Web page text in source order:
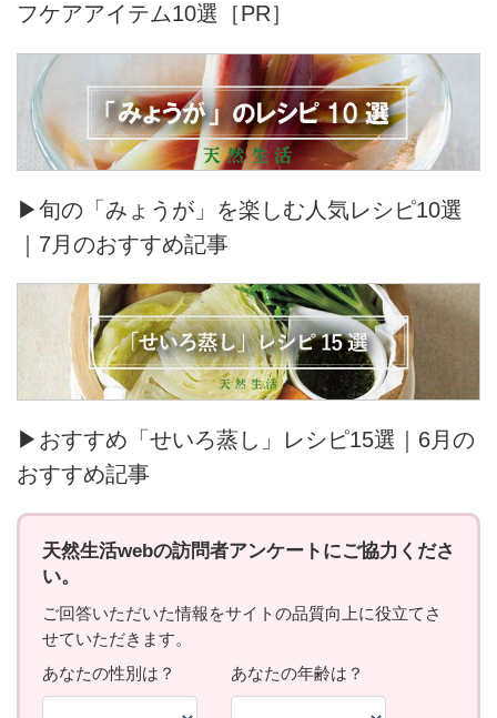
フケアアイテム10選［PR］
▶旬の「みょうが」を楽しむ人気レシピ10選
｜7月のおすすめ記事
▶おすすめ「せいろ蒸し」レシピ15選｜6月の
おすすめ記事